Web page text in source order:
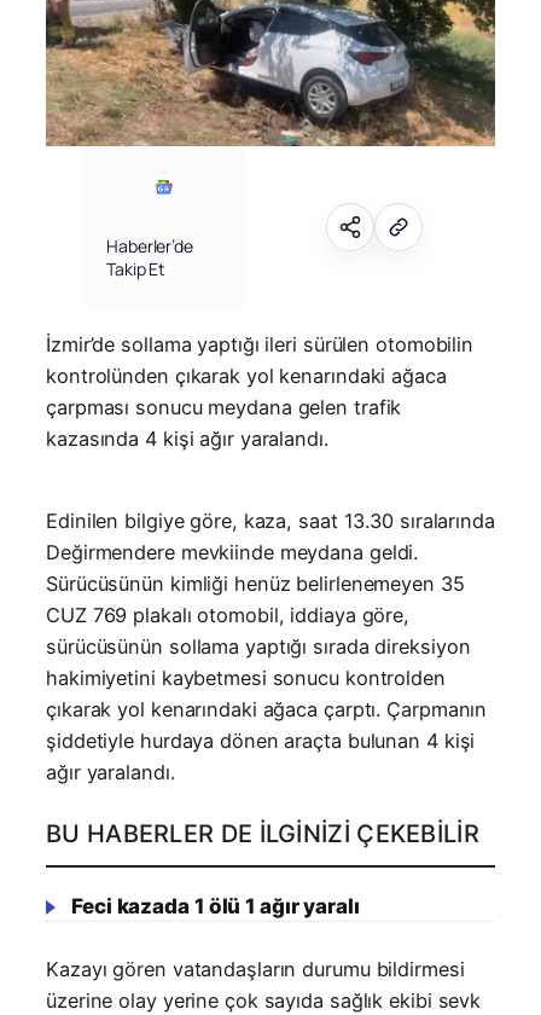
Haberler’de
Takip Et
İzmir’de sollama yaptığı ileri sürülen otomobilin
kontrolünden çıkarak yol kenarındaki ağaca
çarpması sonucu meydana gelen trafik
kazasında 4 kişi ağır yaralandı.
Edinilen bilgiye göre, kaza, saat 13.30 sıralarında
Değirmendere mevkiinde meydana geldi.
Sürücüsünün kimliği henüz belirlenemeyen 35
CUZ 769 plakalı otomobil, iddiaya göre,
sürücüsünün sollama yaptığı sırada direksiyon
hakimiyetini kaybetmesi sonucu kontrolden
çıkarak yol kenarındaki ağaca çarptı. Çarpmanın
şiddetiyle hurdaya dönen araçta bulunan 4 kişi
ağır yaralandı.
BU HABERLER DE İLGINIZI ÇEKEBILIR
Feci kazada 1 ölü 1 ağır yaralı
Kazayı gören vatandaşların durumu bildirmesi
üzerine olay yerine çok sayıda sağlık ekibi sevk